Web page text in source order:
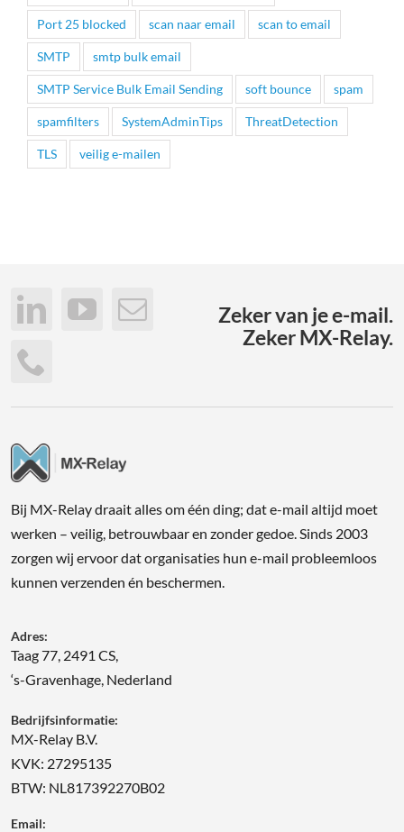
Port 25 blocked scan naar email scan to email
SMTP smtp bulk email
SMTP Service Bulk Email Sending soft bounce spam
spamfilters SystemAdminTips ThreatDetection
TLS veilig e-mailen
Zeker van je e-mail.
Zeker MX-Relay.
Bij MX-Relay draait alles om één ding; dat e-mail altijd moet
werken – veilig, betrouwbaar en zonder gedoe. Sinds 2003
zorgen wij ervoor dat organisaties hun e-mail probleemloos
kunnen verzenden én beschermen.
Adres:
Taag 77, 2491 CS,
‘s-Gravenhage, Nederland
Bedrijfsinformatie:
MX-Relay B.V.
KVK: 27295135
BTW: NL817392270B02
Email: